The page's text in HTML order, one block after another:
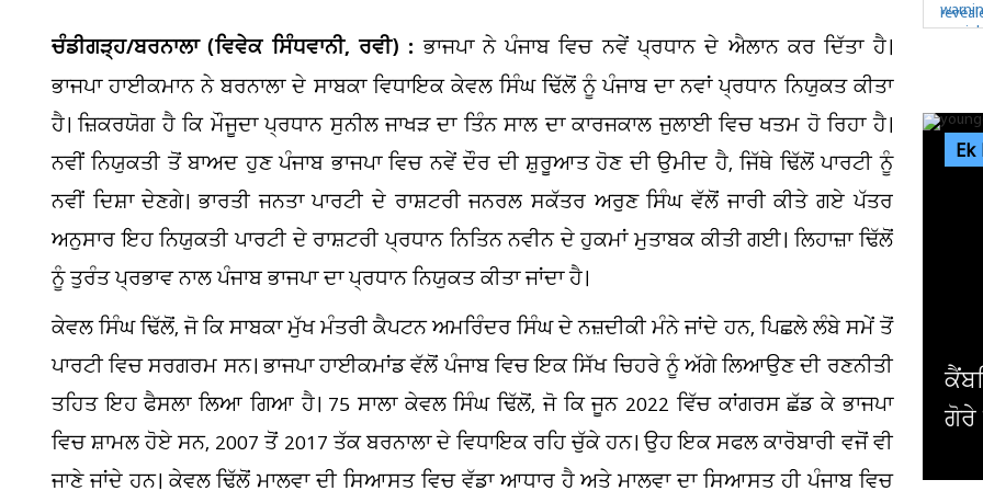
ਚੰਡੀਗੜ੍ਹ/ਬਰਨਾਲਾ (ਵਿਵੇਕ ਸਿੰਧਵਾਨੀ, ਰਵੀ) :ਭਾਜਪਾ ਨੇ ਪੰਜਾਬ ਵਿਚ ਨਵੇਂ ਪ੍ਰਧਾਨ ਦੇ ਐਲਾਨ ਕਰ ਦਿੱਤਾ ਹੈ।
ਭਾਜਪਾ ਹਾਈਕਮਾਨ ਨੇ ਬਰਨਾਲਾ ਦੇ ਸਾਬਕਾ ਵਿਧਾਇਕ ਕੇਵਲ ਸਿੰਘ ਢਿੱਲੋਂ ਨੂੰ ਪੰਜਾਬ ਦਾ ਨਵਾਂ ਪ੍ਰਧਾਨ ਨਿਯੁਕਤ ਕੀਤਾ
ਹੈ। ਜ਼ਿਕਰਯੋਗ ਹੈ ਕਿ ਮੌਜੂਦਾ ਪ੍ਰਧਾਨ ਸੁਨੀਲ ਜਾਖੜ ਦਾ ਤਿੰਨ ਸਾਲ ਦਾ ਕਾਰਜਕਾਲ ਜੁਲਾਈ ਵਿਚ ਖਤਮ ਹੋ ਰਿਹਾ ਹੈ।
ਨਵੀਂ ਨਿਯੁਕਤੀ ਤੋਂ ਬਾਅਦ ਹੁਣ ਪੰਜਾਬ ਭਾਜਪਾ ਵਿਚ ਨਵੇਂ ਦੌਰ ਦੀ ਸ਼ੁਰੂਆਤ ਹੋਣ ਦੀ ਉਮੀਦ ਹੈ, ਜਿੱਥੇ ਢਿੱਲੋਂ ਪਾਰਟੀ ਨੂੰ
ਨਵੀਂ ਦਿਸ਼ਾ ਦੇਣਗੇ। ਭਾਰਤੀ ਜਨਤਾ ਪਾਰਟੀ ਦੇ ਰਾਸ਼ਟਰੀ ਜਨਰਲ ਸਕੱਤਰ ਅਰੁਣ ਸਿੰਘ ਵੱਲੋਂ ਜਾਰੀ ਕੀਤੇ ਗਏ ਪੱਤਰ
ਅਨੁਸਾਰ ਇਹ ਨਿਯੁਕਤੀ ਪਾਰਟੀ ਦੇ ਰਾਸ਼ਟਰੀ ਪ੍ਰਧਾਨ ਨਿਤਿਨ ਨਵੀਨ ਦੇ ਹੁਕਮਾਂ ਮੁਤਾਬਕ ਕੀਤੀ ਗਈ। ਲਿਹਾਜ਼ਾ ਢਿੱਲੋਂ
ਨੂੰ ਤੁਰੰਤ ਪ੍ਰਭਾਵ ਨਾਲ ਪੰਜਾਬ ਭਾਜਪਾ ਦਾ ਪ੍ਰਧਾਨ ਨਿਯੁਕਤ ਕੀਤਾ ਜਾਂਦਾ ਹੈ।
ਕੇਵਲ ਸਿੰਘ ਢਿੱਲੋਂ, ਜੋ ਕਿ ਸਾਬਕਾ ਮੁੱਖ ਮੰਤਰੀ ਕੈਪਟਨ ਅਮਰਿੰਦਰ ਸਿੰਘ ਦੇ ਨਜ਼ਦੀਕੀ ਮੰਨੇ ਜਾਂਦੇ ਹਨ, ਪਿਛਲੇ ਲੰਬੇ ਸਮੇਂ ਤੋਂ
ਪਾਰਟੀ ਵਿਚ ਸਰਗਰਮ ਸਨ। ਭਾਜਪਾ ਹਾਈਕਮਾਂਡ ਵੱਲੋਂ ਪੰਜਾਬ ਵਿਚ ਇਕ ਸਿੱਖ ਚਿਹਰੇ ਨੂੰ ਅੱਗੇ ਲਿਆਉਣ ਦੀ ਰਣਨੀਤੀ
ਤਹਿਤ ਇਹ ਫੈਸਲਾ ਲਿਆ ਗਿਆ ਹੈ। 75 ਸਾਲਾ ਕੇਵਲ ਸਿੰਘ ਢਿੱਲੋਂ, ਜੋ ਕਿ ਜੂਨ 2022 ਵਿੱਚ ਕਾਂਗਰਸ ਛੱਡ ਕੇ ਭਾਜਪਾ
ਵਿਚ ਸ਼ਾਮਲ ਹੋਏ ਸਨ, 2007 ਤੋਂ 2017 ਤੱਕ ਬਰਨਾਲਾ ਦੇ ਵਿਧਾਇਕ ਰਹਿ ਚੁੱਕੇ ਹਨ। ਉਹ ਇਕ ਸਫਲ ਕਾਰੋਬਾਰੀ ਵਜੋਂ ਵੀ
ਜਾਣੇ ਜਾਂਦੇ ਹਨ। ਕੇਵਲ ਢਿੱਲੋਂ ਮਾਲਵਾ ਦੀ ਸਿਆਸਤ ਵਿਚ ਵੱਡਾ ਆਧਾਰ ਹੈ ਅਤੇ ਮਾਲਵਾ ਦਾ ਸਿਆਸਤ ਹੀ ਪੰਜਾਬ ਵਿਚ
Ek
ਕੈਂਬਰਿਜ
ਗੋਰੇ ਪ੍ਰੋਫੈਸਰ ਨੇ